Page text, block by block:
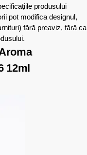
produsului
pot modifica designul,
fără preaviz, fără ca
12ml